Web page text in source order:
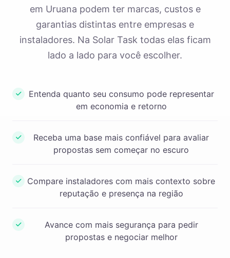
em Uruana podem ter marcas, custos e
garantias distintas entre empresas e
instaladores. Na Solar Task todas elas ficam
lado a lado para você escolher.
Entenda quanto seu consumo pode representar
em economia e retorno
Receba uma base mais confiável para avaliar
propostas sem começar no escuro
Compare instaladores com mais contexto sobre
reputação e presença na região
Avance com mais segurança para pedir
propostas e negociar melhor